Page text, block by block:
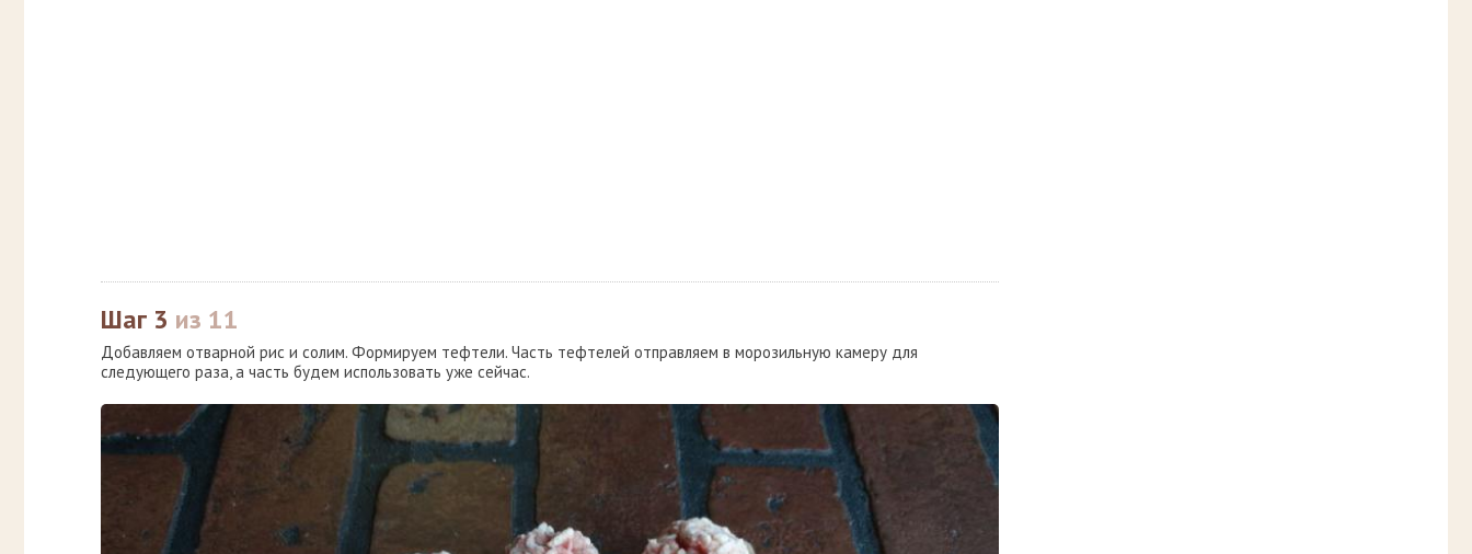
Шаг 3 из 11
Добавляем отварной рис и солим. Формируем тефтели. Часть тефтелей отправляем в морозильную камеру для
следующего раза, а часть будем использовать уже сейчас.